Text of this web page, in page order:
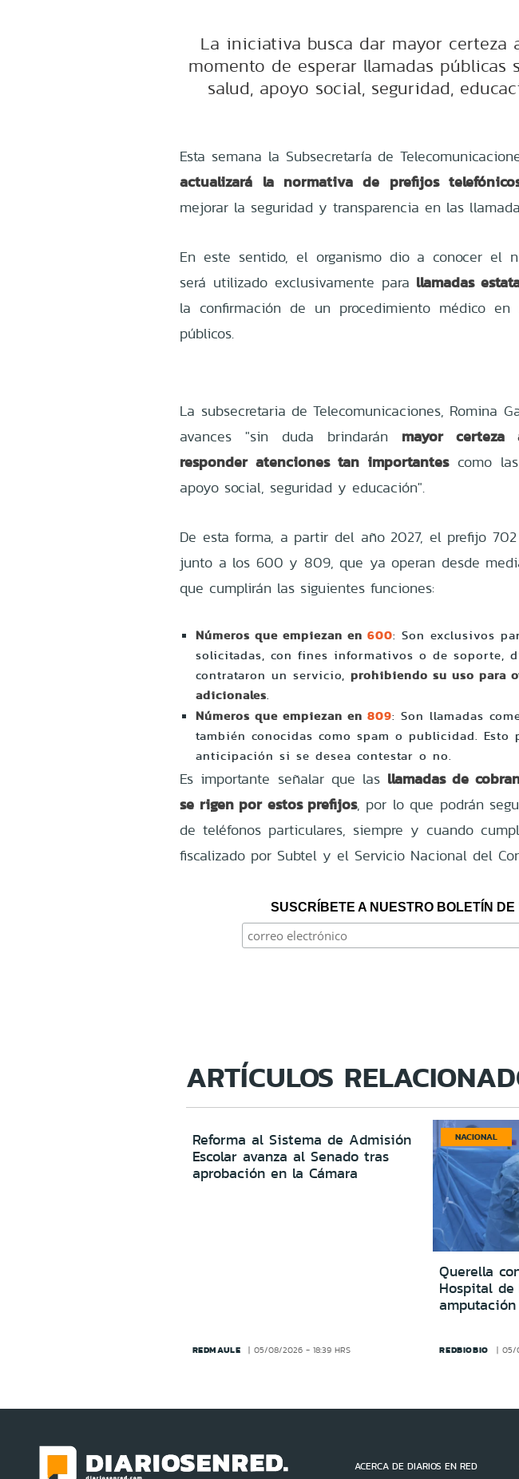
La iniciativa busca dar mayor certeza
momento de esperar llamadas públicas
salud, apoyo social, seguridad,
Esta semana la Subsecretaría de
actualizará la normativa de prefijos
mejorar la seguridad y transparencia en las
En este sentido, el organismo dio a conocer el
será utilizado exclusivamente para llamadas
la confirmación de un procedimiento médico
públicos.
La subsecretaria de Telecomunicaciones, Romina
avances "sin duda brindarán mayor
responder atenciones tan importantescomo las
apoyo social, seguridad y educación".
De esta forma, a partir del año 2027, el prefijo
junto a los 600 y 809, que ya operan desde
que cumplirán las siguientes funciones:
Números que empiezan en600: Son exclusivos
solicitadas, con fines informativos o de soporte,
contrataron un servicio,prohibiendo su uso para
adicionales.
Números que empiezan en809: Son llamadas
también conocidas como spam o publicidad.
anticipación si se desea contestar o no.
Es importante señalar que las llamadas de
se rigen por estos prefijos, por lo que podrán
de teléfonos particulares, siempre y cuando
fiscalizado por Subtel y el Servicio Nacional del
SUSCRÍBETE A NUESTRO BOLETÍN DE
ARTÍCULOS
Reforma al Sistema de Admisión
Escolar avanza al Senado tras
aprobación en la Cámara
REDMAULE 05/08/2026 - 18:39 HRS
NACIONAL
Querella
Hospital
REDBIOBIO 05/
ACERCA DE DIARIOS EN RED